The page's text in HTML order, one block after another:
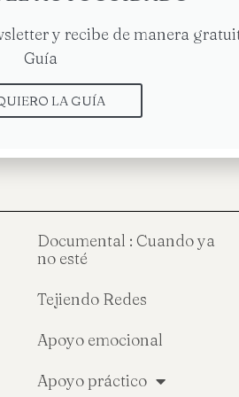
Sesión
Documental : Cuando ya
no esté
Tejiendo Redes
Apoyo emocional
Apoyo práctico
y recibe de manera
Guía
LA GUÍA